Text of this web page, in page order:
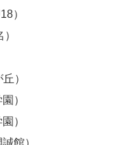
）
）
）
）